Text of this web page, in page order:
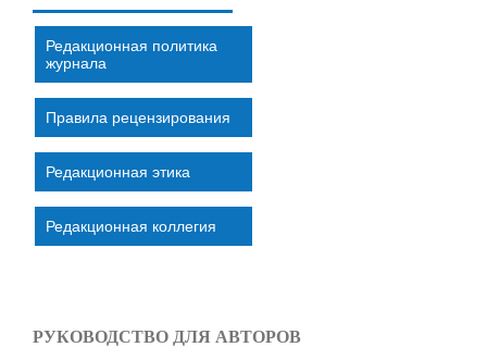
Редакционная политика
журнала
Правила рецензирования
Редакционная этика
Редакционная коллегия
РУКОВОДСТВО ДЛЯ АВТОРОВ